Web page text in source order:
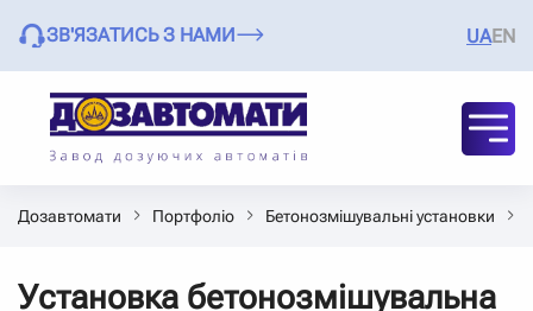
ЗВ'ЯЗАТИСЬ З НАМИ UAEN
Дозавтомати Портфоліо Бетонозмішувальні установки
Установка бетонозмішувальна